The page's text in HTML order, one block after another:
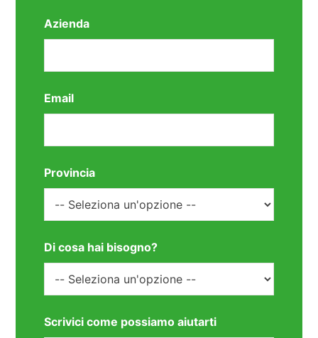
Azienda
Email
Provincia
Di cosa hai bisogno?
Scrivici come possiamo aiutarti